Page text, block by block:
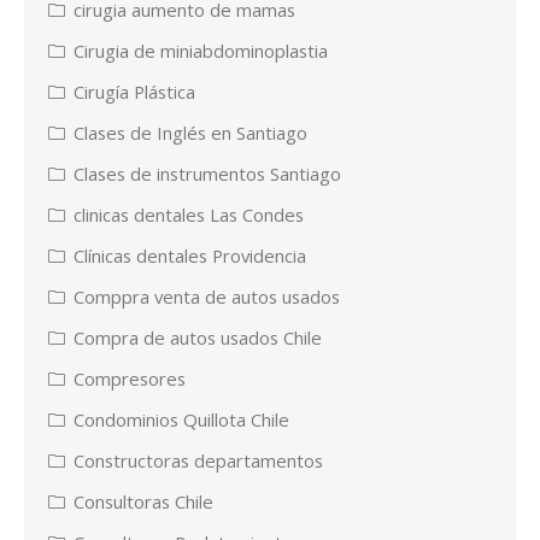
cirugia aumento de mamas
Cirugia de miniabdominoplastia
Cirugía Plástica
Clases de Inglés en Santiago
Clases de instrumentos Santiago
clinicas dentales Las Condes
Clínicas dentales Providencia
Comppra venta de autos usados
Compra de autos usados Chile
Compresores
Condominios Quillota Chile
Constructoras departamentos
Consultoras Chile